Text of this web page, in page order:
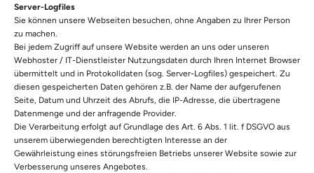
Server-Logfiles
Sie können unsere Webseiten besuchen, ohne Angaben zu Ihrer Person
zu machen.
Bei jedem Zugriff auf unsere Website werden an uns oder unseren
Webhoster / IT-Dienstleister Nutzungsdaten durch Ihren Internet Browser
übermittelt und in Protokolldaten (sog. Server-Logfiles) gespeichert. Zu
diesen gespeicherten Daten gehören z.B. der Name der aufgerufenen
Seite, Datum und Uhrzeit des Abrufs, die IP-Adresse, die übertragene
Datenmenge und der anfragende Provider.
Die Verarbeitung erfolgt auf Grundlage des Art. 6 Abs. 1 lit. f DSGVO aus
unserem überwiegenden berechtigten Interesse an der
Gewährleistung eines störungsfreien Betriebs unserer Website sowie zur
Verbesserung unseres Angebotes.